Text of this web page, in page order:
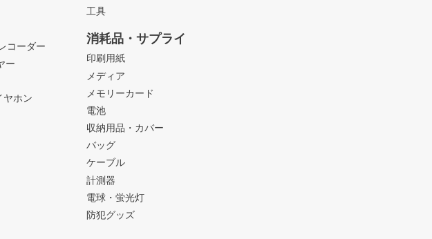
コーダー
ー
ヤホン
工具
消耗品・サプライ
印刷用紙
メディア
メモリーカード
電池
収納用品・カバー
バッグ
ケーブル
計測器
電球・蛍光灯
防犯グッズ